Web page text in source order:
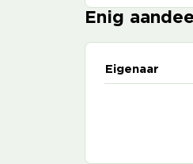
Enig
Eigenaar